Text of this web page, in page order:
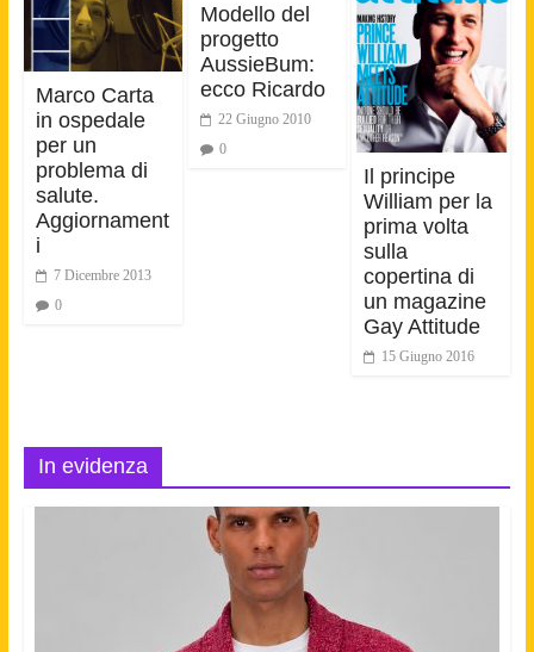
Marco Carta
in ospedale
per un
problema di
salute.
Aggiornament
i
7 Dicembre 2013
0
Modello del
progetto
AussieBum:
ecco Ricardo
22 Giugno 2010
0
Il principe
William per la
prima volta
sulla
copertina di
un magazine
Gay Attitude
15 Giugno 2016
In evidenza